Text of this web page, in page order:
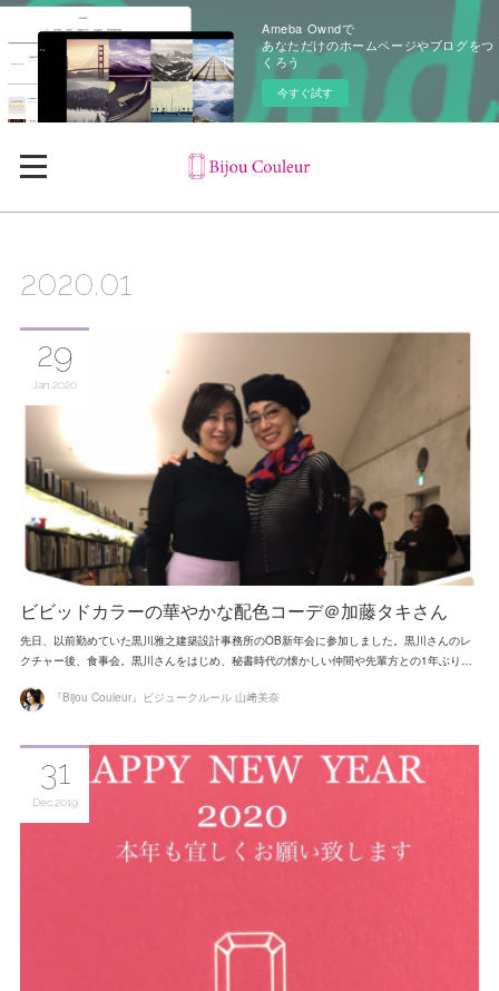
Ameba Owndで
あなただけのホームページやブログをつ
くろう
今すぐ試す
2020.01
ビビッドカラーの華やかな配色コーデ＠加藤タキさん
先日、以前勤めていた黒川雅之建築設計事務所のOB新年会に参加しました。黒川さんのレ
クチャー後、食事会。黒川さんをはじめ、秘書時代の懐かしい仲間や先輩方との1年ぶり…
29
Jan 2020
『Bijou Couleur』ビジュークルール 山﨑美奈
31
Dec 2019